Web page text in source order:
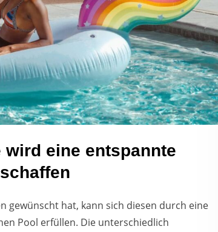
wird eine entspannte
gewünscht hat, kann sich diesen durch eine
Pool erfüllen. Die unterschiedlich